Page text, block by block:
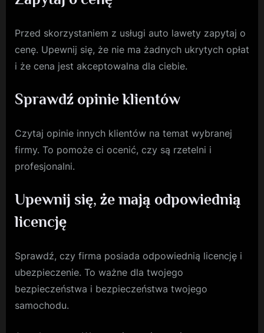
Przed skorzystaniem z usługi auto lawety zapytaj o
cenę. Upewnij się, że nie ma żadnych ukrytych opłat
i że cena jest akceptowalna dla ciebie.
Sprawdź opinie klientów
Czytaj opinie innych klientów na temat wybranej
firmy. To pomoże ci ocenić, czy są rzetelni i
profesjonalni.
Upewnij się, że mają odpowiednią
licencję
Sprawdź, czy firma posiada odpowiednią licencję i
ubezpieczenie. To ważne dla twojego
bezpieczeństwa i bezpieczeństwa twojego
samochodu.